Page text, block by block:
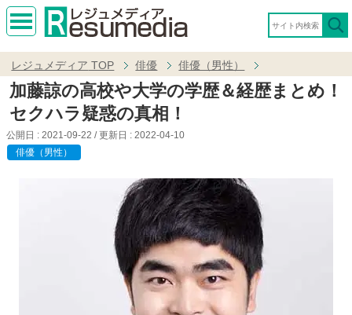
MEN
レジュメディア TOP 俳優 俳優（男性）
加藤諒の高校や大学の学歴＆経歴まとめ！
セクハラ疑惑の真相！
公開日 : 2021-09-22 / 更新日 : 2022-04-10
俳優（男性）